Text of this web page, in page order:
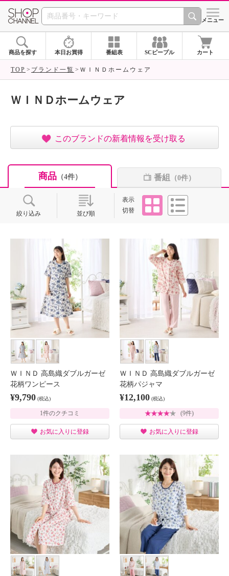
SHOP CHANNEL ショッ
メニュー
商品を探す 本日お買得 番組表 SCピープル カート
TOP ブランド一覧 ＷＩＮＤホームウェア
ＷＩＮＤホームウェア
このブランドの新着情報を受け取る
商品（4件） 番組 （0件）
絞り込み 並び順
表示
切替
タイル
ＷＩＮＤ 高島織ダブルガーゼ
花柄ワンピース
¥9,790 (税込)
1件のクチコミ
お気に入りに登録
ＷＩＮＤ 高島織ダブルガーゼ
花柄パジャマ
¥12,100 (税込)
(9件)
お気に入りに登録